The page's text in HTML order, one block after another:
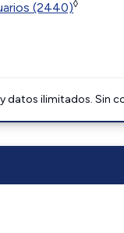
(2440)◊
datos ilimitados. Sin